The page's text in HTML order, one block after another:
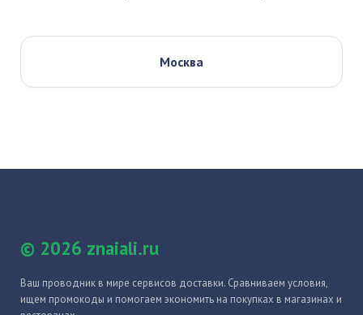
Москва
© 2026 znaiali.ru
Ваш проводник в мире сервисов доставки. Сравниваем условия,
ищем промокоды и помогаем экономить на покупках в магазинах и